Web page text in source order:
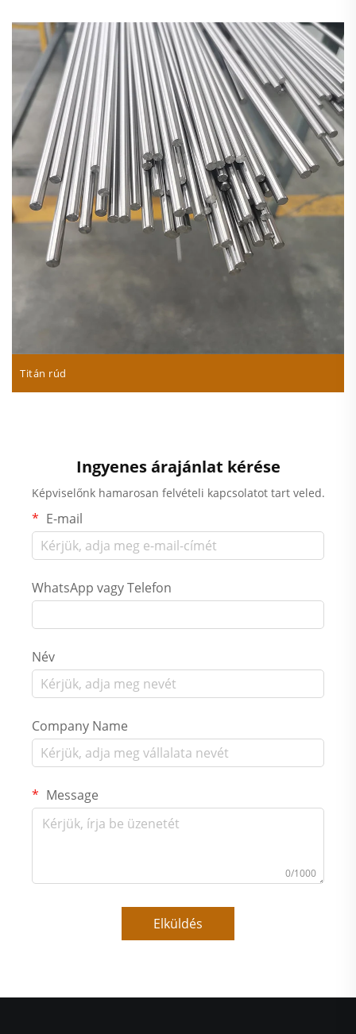
Titán rúd
Ingyenes árajánlat kérése
Képviselőnk hamarosan felvételi kapcsolatot tart veled.
E-mail
WhatsApp vagy Telefon
Név
Company Name
Message
0/1000
Elküldés